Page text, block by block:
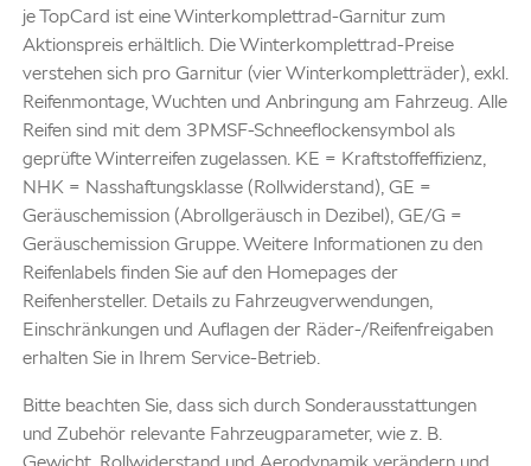
je TopCard ist eine Winterkomplettrad-Garnitur zum
Aktionspreis erhältlich. Die Winterkomplettrad-Preise
verstehen sich pro Garnitur (vier Winterkompletträder), exkl.
Reifenmontage, Wuchten und Anbringung am Fahrzeug. Alle
Reifen sind mit dem 3PMSF-Schneeflockensymbol als
geprüfte Winterreifen zugelassen. KE = Kraftstoffeffizienz,
NHK = Nasshaftungsklasse (Rollwiderstand), GE =
Geräuschemission (Abrollgeräusch in Dezibel), GE/G =
Geräuschemission Gruppe. Weitere Informationen zu den
Reifenlabels finden Sie auf den Homepages der
Reifenhersteller. Details zu Fahrzeugverwendungen,
Einschränkungen und Auflagen der Räder-/Reifenfreigaben
erhalten Sie in Ihrem Service-Betrieb.
Bitte beachten Sie, dass sich durch Sonderausstattungen
und Zubehör relevante Fahrzeugparameter, wie z. B.